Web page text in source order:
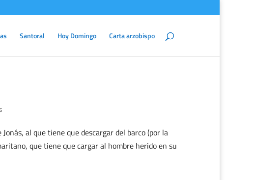
Santoral Hoy Domingo Carta arzobispo
al que tiene que descargar del barco (por la
que tiene que cargar al hombre herido en su